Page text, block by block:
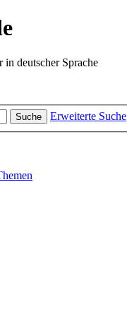
deutscher Sprache
Suche Erweiterte Suche